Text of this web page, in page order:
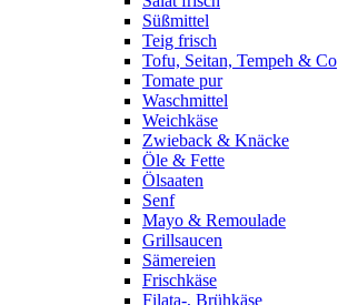
Süßmittel
Teig frisch
Tofu, Seitan, Tempeh & Co
Tomate pur
Waschmittel
Weichkäse
Zwieback & Knäcke
Öle & Fette
Ölsaaten
Senf
Mayo & Remoulade
Grillsaucen
Sämereien
Frischkäse
Filata-, Brühkäse